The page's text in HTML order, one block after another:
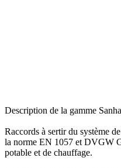
Description de la gamme
Raccords à sertir du système
la norme EN 1057 et DVGW
potable et de chauffage.